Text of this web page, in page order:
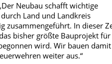
Neubau schafft wichtige
Land und Landkreis
zusammengeführt. In dieser
bisher größte Bauprojekt
wird. Wir bauen
weiter aus.“